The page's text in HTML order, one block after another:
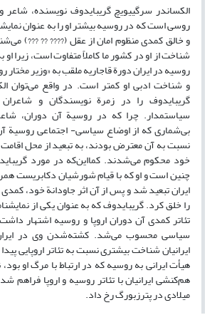
الکساندر سرگییویچ گریبایدوف نویسنده، شاعر
روسی است که در روسیه بیشتر او را به عنوان
و خالق کمدی منظوم امان از عقل (???? ?? ???)
شناخت از او در کشور ما کاملاً متفاوت است، زیرا
روسیه در ایران دورة قاجاریه ملقب به «وزیر
و شناخت ادبی او کمتر است. در واقع می‌توان
گریبایدوف را در زمرة نویسندگان و
سیاستمدار. چرا که در روسیة آن دوران،
بی‌شماری که از اوضاع سیاسی- اجتماعی روسیة
نسبت به آن معترض بودند، به تبعید از محل اقامت
خود محکوم می‌شدند. کمااین‌که در مورد
چنین است و او که با قیام شورشیان دکابریست
ایران تبعید ‌شد و پس از آن اثر جاودانة خود،
را خلق کرد. گریبایدوف که به عنوان یکی از
تئاتر کمدی آن دوران اروپا و روسیه اشتهار
سیاسی محسوب می‌شد. کشته‌شدن وی در
ایرانیان شناخت بیشتری نسبت به تئاتر اروپایی
هیأت ایرانی به روسیه که در ارتباط با مرگ او
میلادی در پترزبورگ رخ داد.